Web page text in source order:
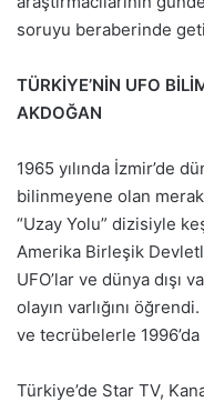
soruyu beraberinde
TÜRKİYE’NİN UFO
AKDOĞAN
1965 yılında İzmir’de
bilinmeyene olan
“Uzay Yolu” dizisiyle
Amerika Birleşik
UFO’lar ve dünya dışı
olayın varlığını
ve tecrübelerle
Türkiye’de Star TV,